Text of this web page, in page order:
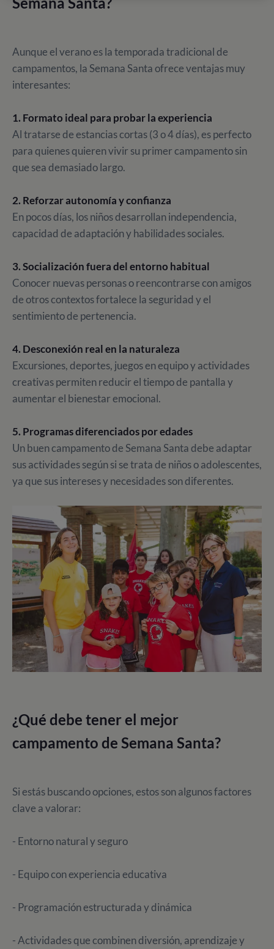
Aunque el verano es la temporada tradicional de
campamentos, la Semana Santa ofrece ventajas muy
interesantes:
1. Formato ideal para probar la experiencia
Al tratarse de estancias cortas (3 o 4 días), es perfecto
para quienes quieren vivir su primer campamento sin
que sea demasiado largo.
2. Reforzar autonomía y confianza
En pocos días, los niños desarrollan independencia,
capacidad de adaptación y habilidades sociales.
3. Socialización fuera del entorno habitual
Conocer nuevas personas o reencontrarse con amigos
de otros contextos fortalece la seguridad y el
sentimiento de pertenencia.
4. Desconexión real en la naturaleza
Excursiones, deportes, juegos en equipo y actividades
creativas permiten reducir el tiempo de pantalla y
aumentar el bienestar emocional.
5. Programas diferenciados por edades
Un buen campamento de Semana Santa debe adaptar
sus actividades según si se trata de niños o adolescentes,
ya que sus intereses y necesidades son diferentes.
¿Qué debe tener el mejor
campamento de Semana Santa?
Si estás buscando opciones, estos son algunos factores
clave a valorar:
- Entorno natural y seguro
- Equipo con experiencia educativa
- Programación estructurada y dinámica
- Actividades que combinen diversión, aprendizaje y